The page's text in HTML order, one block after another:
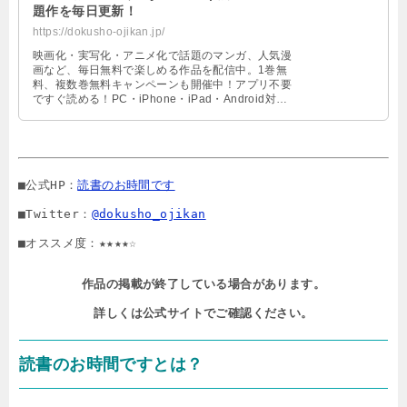
題作を毎日更新！
https://dokusho-ojikan.jp/
映画化・実写化・アニメ化で話題のマンガ、人気漫
画など、毎日無料で楽しめる作品を配信中。1巻無
料、複数巻無料キャンペーンも開催中！アプリ不要
ですぐ読める！PC・iPhone・iPad・Android対
■公式HP：読書のお時間です
■Twitter： @dokusho_ojikan
■オススメ度：★★★★☆
作品の掲載が終了している場合があります。
詳しくは公式サイトでご確認ください。
読書のお時間ですとは？